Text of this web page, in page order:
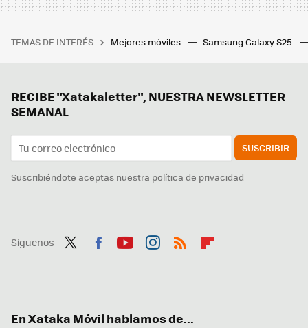
TEMAS DE INTERÉS Mejores móviles Samsung Galaxy S25
RECIBE "Xatakaletter", NUESTRA NEWSLETTER
SEMANAL
SUSCRIBIR
Suscribiéndote aceptas nuestra política de privacidad
Síguenos
En Xataka Móvil hablamos de...